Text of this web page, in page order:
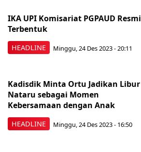
HEADLINE
IKA UPI Komisariat PGPAUD Resmi
Terbentuk
Minggu, 24 Des 2023 - 20:11
HEADLINE
Kadisdik Minta Ortu Jadikan Libur
Nataru sebagai Momen
Kebersamaan dengan Anak
Minggu, 24 Des 2023 - 16:50